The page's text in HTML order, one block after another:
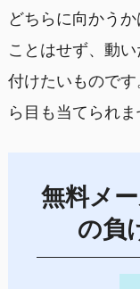
どちらに向かう
ことはせず、動
付けたいもので
ら目も当てられま
無料メ
の負